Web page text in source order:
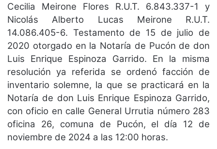
Cecilia Meirone Flores R.U.T. 6.843.337-1 y
Nicolás Alberto Lucas Meirone R.U.T.
14.086.405-6. Testamento de 15 de julio de
2020 otorgado en la Notaría de Pucón de don
Luis Enrique Espinoza Garrido. En la misma
resolución ya referida se ordenó facción de
inventario solemne, la que se practicará en la
Notaría de don Luis Enrique Espinoza Garrido,
con oficio en calle General Urrutia número 283
oficina 26, comuna de Pucón, el día 12 de
noviembre de 2024 a las 12:00 horas.